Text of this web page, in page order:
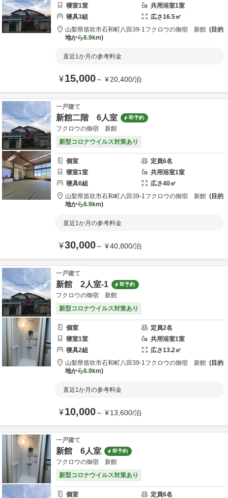
寝室1室 共用浴室1室
寝具3組 広さ16.5㎡
山梨県笛吹市石和町八田39-1フクロウの御宿 新館
目的
地から6.9km
直近1か月の参考料金
¥15,000～ ¥20,400/泊
一戸建て
新館二階 6人室 即予約
フクロウの御宿 新館
新型コロナウイルス対策あり
個室 定員6名
寝室1室 共用浴室1室
寝具6組 広さ40㎡
山梨県笛吹市石和町八田39-1フクロウの御宿 新館
目的
地から6.9km
直近1か月の参考料金
¥30,000～ ¥40,800/泊
一戸建て
新館 2人室-1 即予約
フクロウの御宿 新館
新型コロナウイルス対策あり
個室 定員2名
寝室1室 共用浴室1室
寝具2組 広さ13.2㎡
山梨県笛吹市石和町八田39-1フクロウの御宿 新館
目的
地から6.9km
直近1か月の参考料金
¥10,000～ ¥13,600/泊
一戸建て
新館 6人室 即予約
フクロウの御宿 新館
新型コロナウイルス対策あり
個室 定員6名